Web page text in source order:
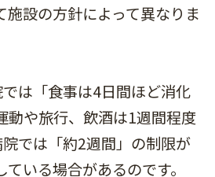
施設の方針によって異なりま
は「食事は4日間ほど消化
動や旅行、飲酒は1週間程度
では「約2週間」の制限が
いる場合があるのです。